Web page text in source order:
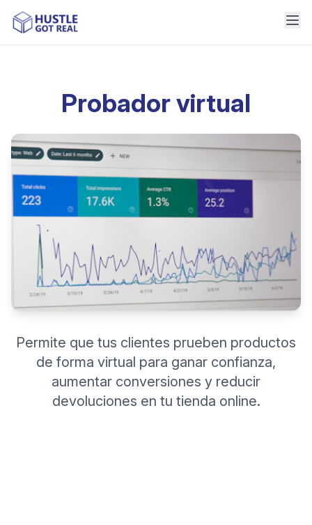
Probador virtual
Permite que tus clientes prueben productos
de forma virtual para ganar confianza,
aumentar conversiones y reducir
devoluciones en tu tienda online.